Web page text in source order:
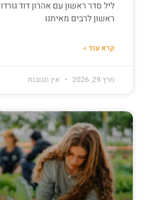
ראשון לרבים מאיתנו
קרא עוד »
מרץ 29, 2026 אין תגובות